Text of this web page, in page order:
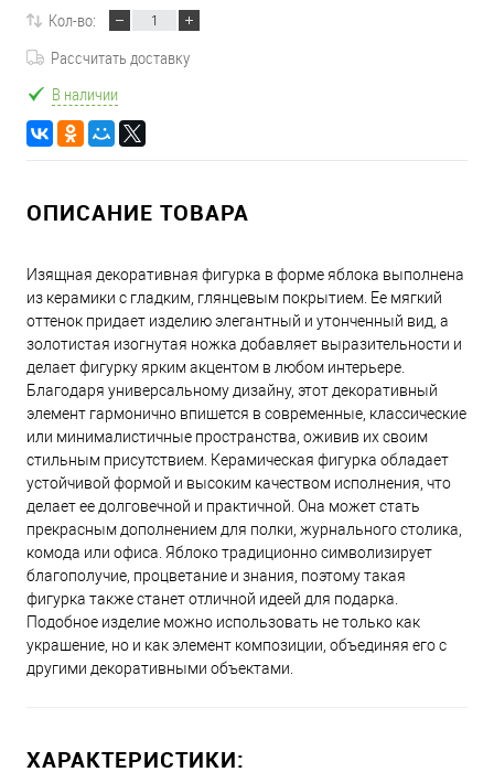
Кол-во:
Рассчитать доставку
В наличии
ОПИСАНИЕ ТОВАРА
Изящная декоративная фигурка в форме яблока выполнена
из керамики с гладким, глянцевым покрытием. Ее мягкий
оттенок придает изделию элегантный и утонченный вид, а
золотистая изогнутая ножка добавляет выразительности и
делает фигурку ярким акцентом в любом интерьере.
Благодаря универсальному дизайну, этот декоративный
элемент гармонично впишется в современные, классические
или минималистичные пространства, оживив их своим
стильным присутствием. Керамическая фигурка обладает
устойчивой формой и высоким качеством исполнения, что
делает ее долговечной и практичной. Она может стать
прекрасным дополнением для полки, журнального столика,
комода или офиса. Яблоко традиционно символизирует
благополучие, процветание и знания, поэтому такая
фигурка также станет отличной идеей для подарка.
Подобное изделие можно использовать не только как
украшение, но и как элемент композиции, объединяя его с
другими декоративными объектами.
ХАРАКТЕРИСТИКИ: